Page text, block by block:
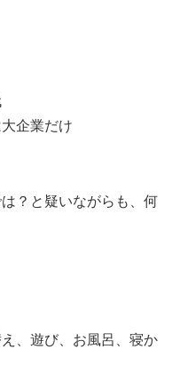
企業だけ
？と疑いながらも、何
、遊び、お風呂、寝か